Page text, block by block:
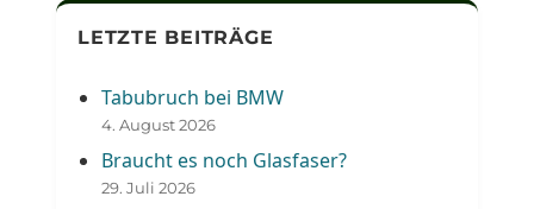
LETZTE BEITRÄGE
Tabubruch bei BMW
4. August 2026
Braucht es noch Glasfaser?
29. Juli 2026